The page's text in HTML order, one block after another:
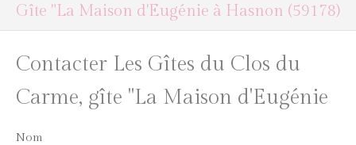
Gîte "La Maison d'Eugénie à Hasnon (59178)
Contacter Les Gîtes du Clos du
Carme, gîte "La Maison d'Eugénie
Nom